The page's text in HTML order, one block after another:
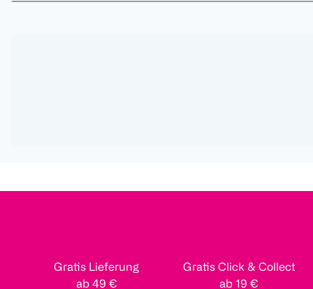
Gratis Lieferung
ab 49 €
Gratis Click & Collect
ab 19 €